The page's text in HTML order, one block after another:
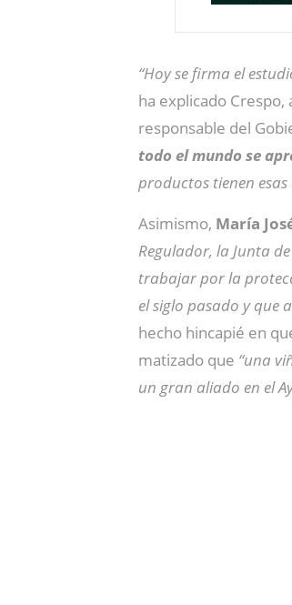
“Hoy se firma el
ha explicado
responsable del
todo el mundo se
productos tienen
Asimismo, María
Regulador, la Junta
trabajar por la
el siglo pasado y que
hecho hincapié en
matizado que “una
un gran aliado en el